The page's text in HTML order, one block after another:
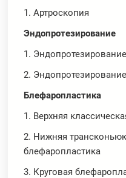
1. Артроскопия
Эндопротезирование
1.
2.
Блефаропластика
1. Верхняя
2. Нижняя
блефаропластика
3. Круговая